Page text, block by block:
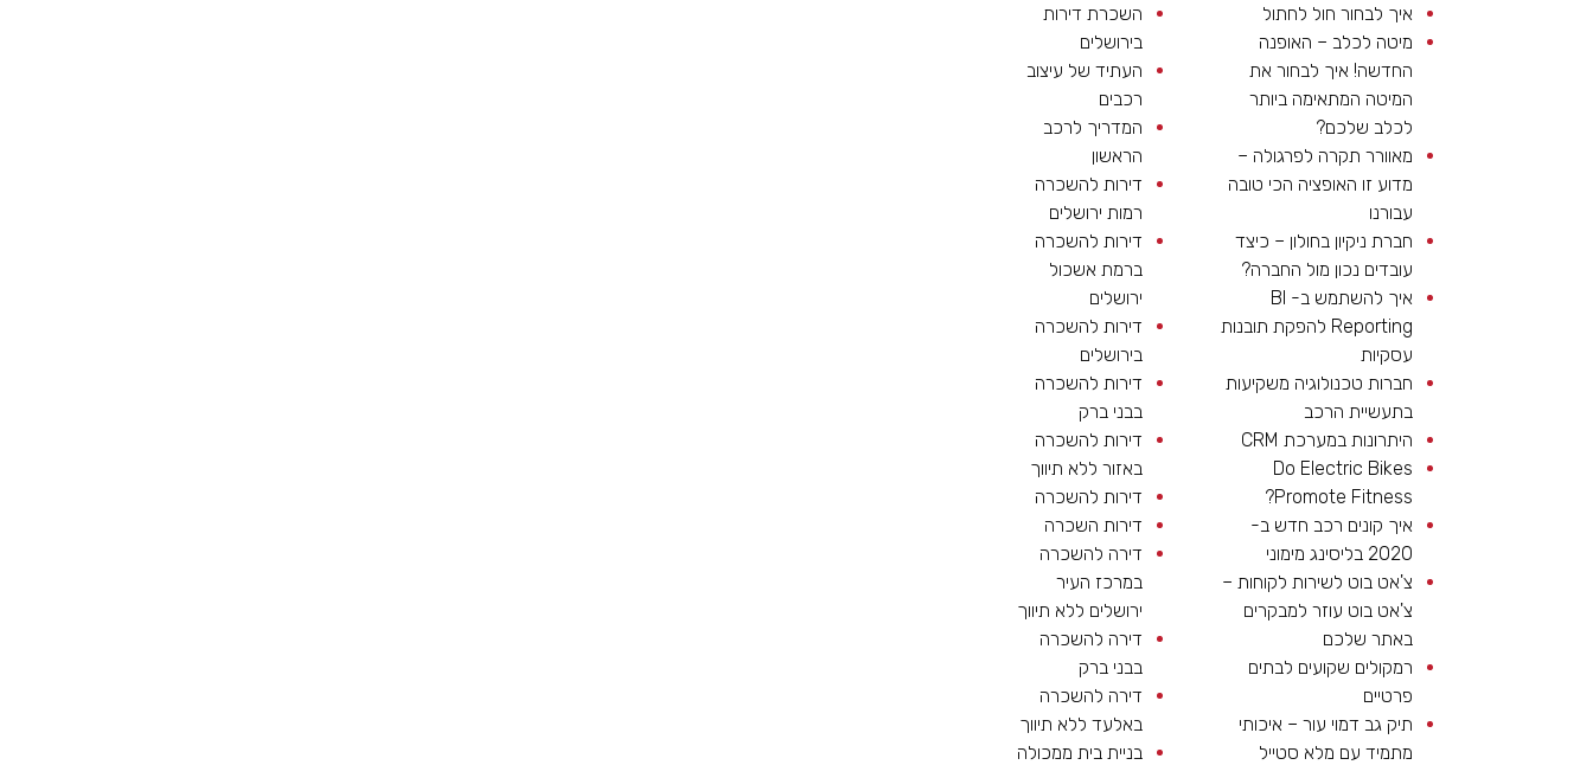
איך לבחור חול לחתול
מיטה לכלב – האופנה
החדשה! איך לבחור את
המיטה המתאימה ביותר
לכלב שלכם?
מאוורר תקרה לפרגולה –
מדוע זו האופציה הכי טובה
עבורנו
חברת ניקיון בחולון – כיצד
עובדים נכון מול החברה?
איך להשתמש ב- BI
Reporting להפקת תובנות
עסקיות
חברות טכנולוגיה משקיעות
בתעשיית הרכב
היתרונות במערכת CRM
Do Electric Bikes
Promote Fitness?
איך קונים רכב חדש ב-
2020 בליסינג מימוני
צ'אט בוט לשירות לקוחות –
צ'אט בוט עוזר למבקרים
באתר שלכם
רמקולים שקועים לבתים
פרטיים
תיק גב דמוי עור – איכותי
מתמיד עם מלא סטייל
השכרת דירות
בירושלים
העתיד של עיצוב
רכבים
המדריך לרכב
הראשון
דירות להשכרה
רמות ירושלים
דירות להשכרה
ברמת אשכול
ירושלים
דירות להשכרה
בירושלים
דירות להשכרה
בבני ברק
דירות להשכרה
באזור ללא תיווך
דירות להשכרה
דירות השכרה
דירה להשכרה
במרכז העיר
ירושלים ללא תיווך
דירה להשכרה
בבני ברק
דירה להשכרה
באלעד ללא תיווך
בניית בית ממכולה